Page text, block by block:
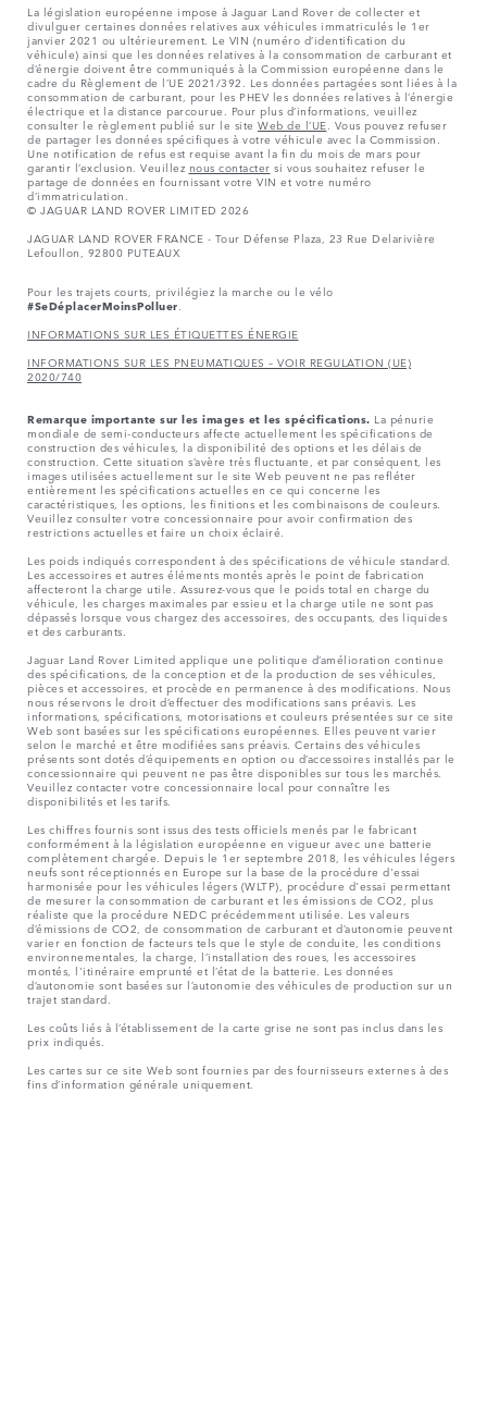
La législation européenne impose à Jaguar Land Rover de collecter et
divulguer certaines données relatives aux véhicules immatriculés le 1er
janvier 2021 ou ultérieurement. Le VIN (numéro d’identification du
véhicule) ainsi que les données relatives à la consommation de carburant et
d’énergie doivent être communiqués à la Commission européenne dans le
cadre du Règlement de l’UE 2021/392. Les données partagées sont liées à la
consommation de carburant, pour les PHEV les données relatives à l’énergie
électrique et la distance parcourue. Pour plus d’informations, veuillez
consulter le règlement publié sur le site Web de l’UE . Vous pouvez refuser
de partager les données spécifiques à votre véhicule avec la Commission.
Une notification de refus est requise avant la fin du mois de mars pour
garantir l’exclusion. Veuillez nous contacter si vous souhaitez refuser le
partage de données en fournissant votre VIN et votre numéro
d’immatriculation.
© JAGUAR LAND ROVER LIMITED 2026
JAGUAR LAND ROVER FRANCE - Tour Défense Plaza, 23 Rue Delarivière
Lefoullon, 92800 PUTEAUX
Pour les trajets courts, privilégiez la marche ou le vélo
#SeDéplacerMoinsPolluer
INFORMATIONS SUR LES ÉTIQUETTES ÉNERGIE
INFORMATIONS SUR LES PNEUMATIQUES – VOIR REGULATION (UE)
2020/740
Remarque importante sur les images et les spécifications. La pénurie
mondiale de semi-conducteurs affecte actuellement les spécifications de
construction des véhicules, la disponibilité des options et les délais de
construction. Cette situation s’avère très fluctuante, et par conséquent, les
images utilisées actuellement sur le site Web peuvent ne pas refléter
entièrement les spécifications actuelles en ce qui concerne les
caractéristiques, les options, les finitions et les combinaisons de couleurs.
Veuillez consulter votre concessionnaire pour avoir confirmation des
restrictions actuelles et faire un choix éclairé.
Les poids indiqués correspondent à des spécifications de véhicule standard.
Les accessoires et autres éléments montés après le point de fabrication
affecteront la charge utile. Assurez-vous que le poids total en charge du
véhicule, les charges maximales par essieu et la charge utile ne sont pas
dépassés lorsque vous chargez des accessoires, des occupants, des liquides
et des carburants.
Jaguar Land Rover Limited applique une politique d’amélioration continue
des spécifications, de la conception et de la production de ses véhicules,
pièces et accessoires, et procède en permanence à des modifications. Nous
nous réservons le droit d’effectuer des modifications sans préavis. Les
informations, spécifications, motorisations et couleurs présentées sur ce site
Web sont basées sur les spécifications européennes. Elles peuvent varier
selon le marché et être modifiées sans préavis. Certains des véhicules
présents sont dotés d’équipements en option ou d’accessoires installés par le
concessionnaire qui peuvent ne pas être disponibles sur tous les marchés.
Veuillez contacter votre concessionnaire local pour connaître les
disponibilités et les tarifs.
Les chiffres fournis sont issus des tests officiels menés par le fabricant
conformément à la législation européenne en vigueur avec une batterie
complètement chargée. Depuis le 1er septembre 2018, les véhicules légers
neufs sont réceptionnés en Europe sur la base de la procédure d'essai
harmonisée pour les véhicules légers (WLTP), procédure d'essai permettant
de mesurer la consommation de carburant et les émissions de CO2, plus
réaliste que la procédure NEDC précédemment utilisée. Les valeurs
d’émissions de CO2, de consommation de carburant et d’autonomie peuvent
varier en fonction de facteurs tels que le style de conduite, les conditions
environnementales, la charge, l’installation des roues, les accessoires
montés, l'itinéraire emprunté et l’état de la batterie. Les données
d’autonomie sont basées sur l’autonomie des véhicules de production sur un
trajet standard.
Les coûts liés à l’établissement de la carte grise ne sont pas inclus dans les
prix indiqués.
Les cartes sur ce site Web sont fournies par des fournisseurs externes à des
fins d’information générale uniquement.